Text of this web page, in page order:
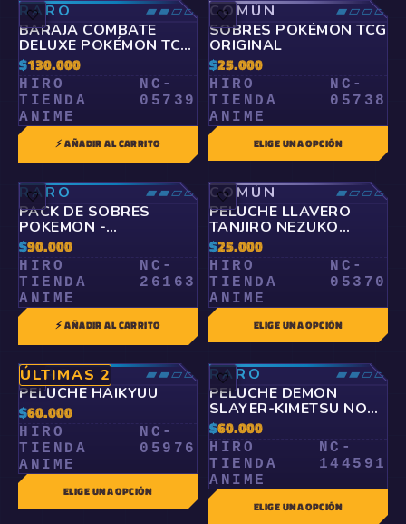
🤍
RARO
▰▰▱▱
BARAJA COMBATE
DELUXE POKÉMON TCG:
NINETALES EX
$130.000
HIRO
TIENDA
ANIME
NC-
05739
⚡ AÑADIR AL CARRITO
🤍
COMÚN
▰▱▱▱
SOBRES POKÉMON TCG
ORIGINAL
$25.000
HIRO
TIENDA
ANIME
NC-
05738
ELIGE UNA OPCIÓN
🤍
RARO
▰▰▱▱
PACK DE SOBRES
POKEMON -
EXPANSION
EQUILIBRIO PERFECTO
$90.000
HIRO
TIENDA
ANIME
NC-
26163
⚡ AÑADIR AL CARRITO
🤍
COMÚN
▰▱▱▱
PELUCHE LLAVERO
TANJIRO NEZUKO
ZENITSU KIMETSU NO
YAIBA
$25.000
HIRO
TIENDA
ANIME
NC-
05370
ELIGE UNA OPCIÓN
🤍
ÚLTIMAS 2
RARO
▰▰▱▱
PELUCHE HAIKYUU
$60.000
HIRO
TIENDA
ANIME
NC-
05976
ELIGE UNA OPCIÓN
🤍
RARO
▰▰▱▱
PELUCHE DEMON
SLAYER-KIMETSU NO
YAIBA
$60.000
HIRO
TIENDA
ANIME
NC-
144591
ELIGE UNA OPCIÓN